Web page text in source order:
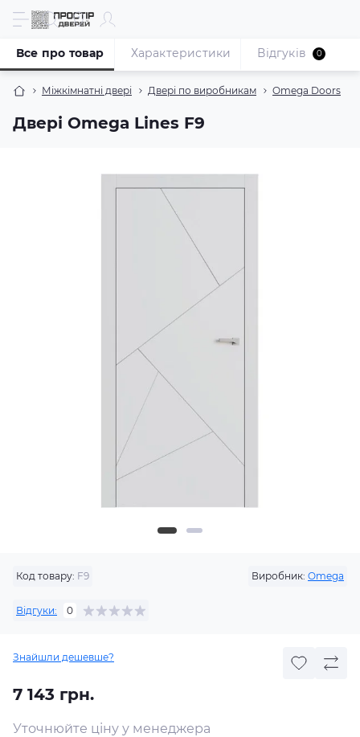
Міжкімнатні двері Двері по виробникам Omega Doors
Двері Omega Lines F9
Все про товар Характеристики Відгуків 0
Код товару: F9 Виробник: Omega
Відгуки: 0
Знайшли дешевше?
7 143 грн.
Уточнюйте ціну у менеджера